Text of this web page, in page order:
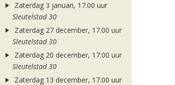
Zaterdag 3 januari, 17.00 uur
Sleutelstad 30
Zaterdag 27 december, 17.00 uur
Sleutelstad 30
Zaterdag 20 december, 17.00 uur
Sleutelstad 30
Zaterdag 13 december, 17.00 uur